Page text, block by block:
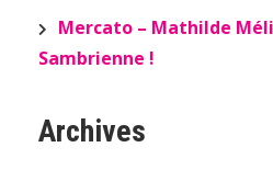
Mercato – Mathilde
Sambrienne !
Archives